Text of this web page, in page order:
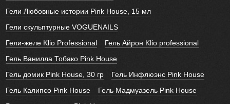
Гели Любовные истории Pink House, 15 мл
Гели скульптурные VOGUENAILS
Гели-желе Klio Professional
Гель Айрон Klio professional
Гель Ванилла Тобако Pink House
Гель домик Pink House, 30 гр
Гель Инфлюэнс Pink House
Гель Калипсо Pink House
Гель Мадмуазель Pink House